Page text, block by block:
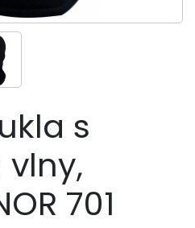
s
701